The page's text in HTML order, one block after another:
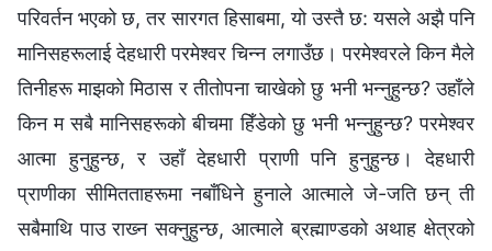
परिवर्तन भएको छ, तर सारगत हिसाबमा, यो उस्तै छ: यसले अझै पनि
मानिसहरूलाई देहधारी परमेश्‍वर चिन्‍न लगाउँछ। परमेश्‍वरले किन मैले
तिनीहरू माझको मिठास र तीतोपना चाखेको छु भनी भन्‍नुहुन्छ? उहाँले
किन म सबै मानिसहरूको बीचमा हिँडेको छु भनी भन्‍नुहुन्छ? परमेश्‍वर
आत्मा हुनुहुन्छ, र उहाँ देहधारी प्राणी पनि हुनुहुन्छ। देहधारी
प्राणीका सीमितताहरूमा नबाँधिने हुनाले आत्माले जे-जति छन्‌ ती
सबैमाथि पाउ राख्‍न सक्‍नुहुन्छ, आत्माले ब्रह्माण्डको अथाह क्षेत्रको